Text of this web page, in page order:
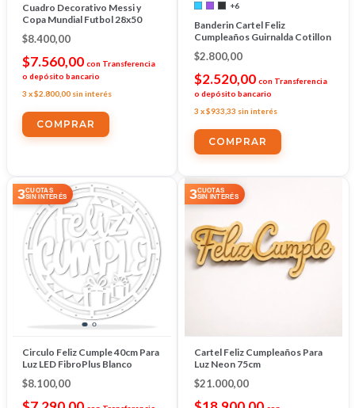
Cuadro Decorativo Messi y
Copa Mundial Futbol 28x50
$8.400,00
$7.560,00 con Transferencia
o depósito bancario
3 x$2.800,00 sin interés
COMPRAR
+6
Banderin Cartel Feliz
Cumpleaños Guirnalda Cotillon
$2.800,00
$2.520,00 con Transferencia
o depósito bancario
3 x$933,33 sin interés
COMPRAR
3CUOTAS
SIN INTERÉS
Circulo Feliz Cumple 40cm Para
Luz LED FibroPlus Blanco
$8.100,00
3CUOTAS
SIN INTERÉS
Cartel Feliz Cumpleaños Para
Luz Neon 75cm
$21.000,00